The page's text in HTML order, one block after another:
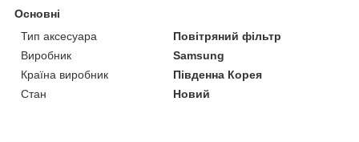
Основні
Тип аксесуара
Повітряний фільтр
Виробник
Samsung
Країна виробник
Південна Корея
Стан
Новий